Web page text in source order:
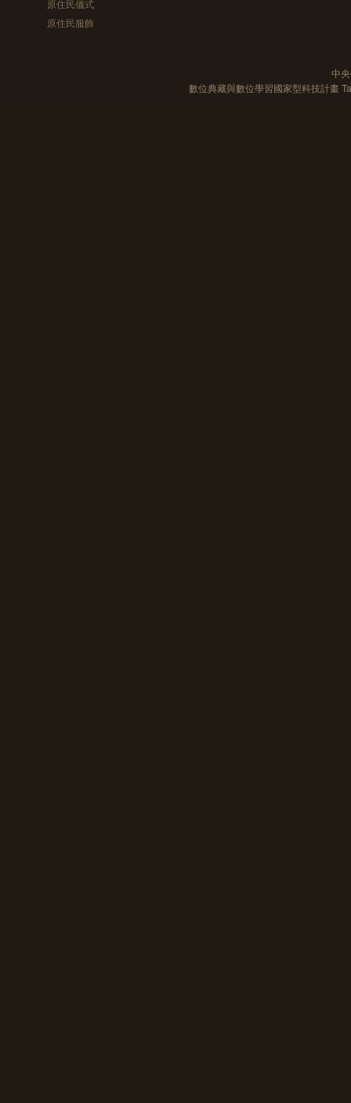
原住民儀式
原住民服飾
中
數位典藏與數位學習國家型科技計畫